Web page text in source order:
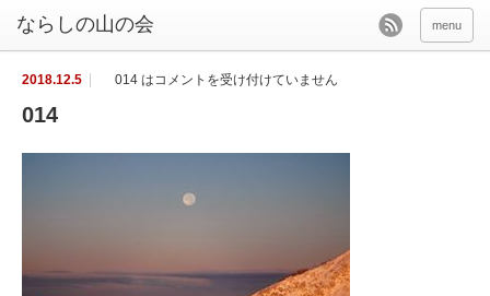
menu
2018.12.5 014 はコメントを受け付けていません
014